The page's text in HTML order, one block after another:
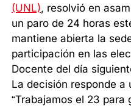
(UNL), resolvió en
un paro de 24 horas
mantiene abierta la
participación en las
Docente del día
La decisión responde
“Trabajamos el 23 para